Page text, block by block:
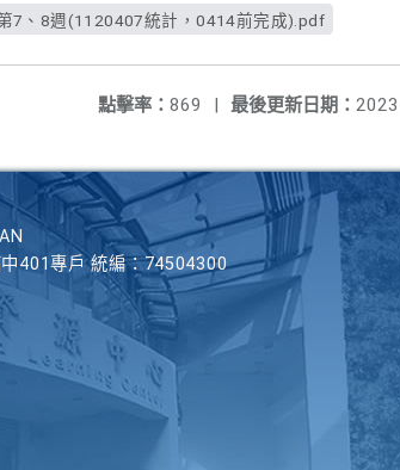
7、8週(1120407統計，0414前完成).pdf
最後更新日期：
點擊率： 869 |
401專戶 統編：74504300